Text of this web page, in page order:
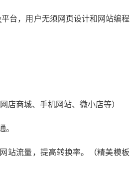
平台，用户无须网页设计和网站编程
商城、手机网站、微小店等）
站流量，提高转换率。（精美模板